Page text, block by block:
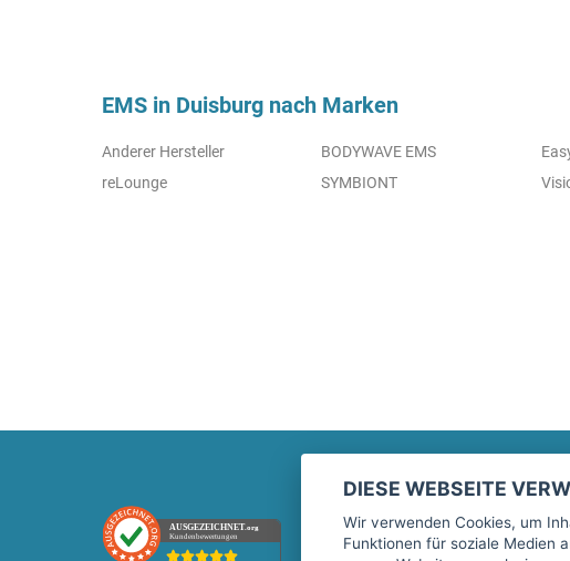
EMS in Duisburg nach Marken
Anderer Hersteller BODYWAVE EMS
reLounge
SYMBIONT
AUSGEZEICHNET.org
Kundenbewertungen
Marktplatz
Kontakt
DIESE WEBSEITE
Wir verwenden Cookies, um
Funktionen für soziale Medien